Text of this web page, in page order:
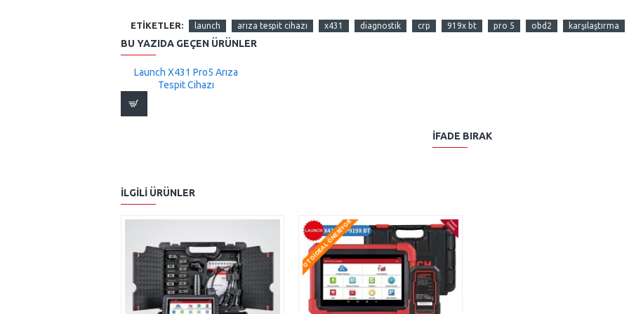
ETIKETLER: launch arıza tespit cihazı x431 diagnostik crp 919x bt pro 5 obd2 karşılaştırma
BU YAZIDA GEÇEN ÜRÜNLER
Launch X431 Pro5 Arıza
Tespit Cihazı
İFADE BIRAK
İLGILI ÜRÜNLER
OTOIDEAL ÖNERIYOR